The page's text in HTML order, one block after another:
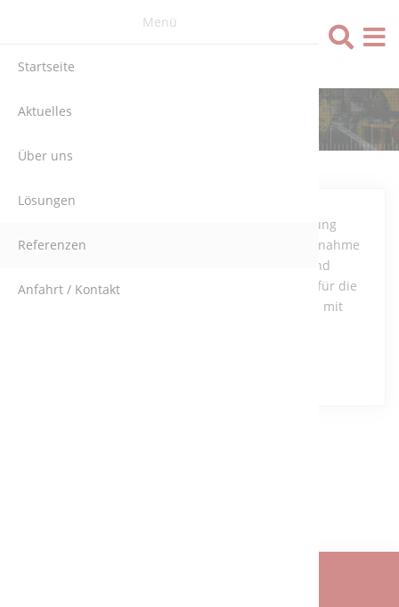
Programmierung
und Inbetriebnahme
der Förder- und
Dosieranlage für die
Stahlindustrie mit
Menü
Startseite
Aktuelles
Über uns
Lösungen
Referenzen
Anfahrt / Kontakt